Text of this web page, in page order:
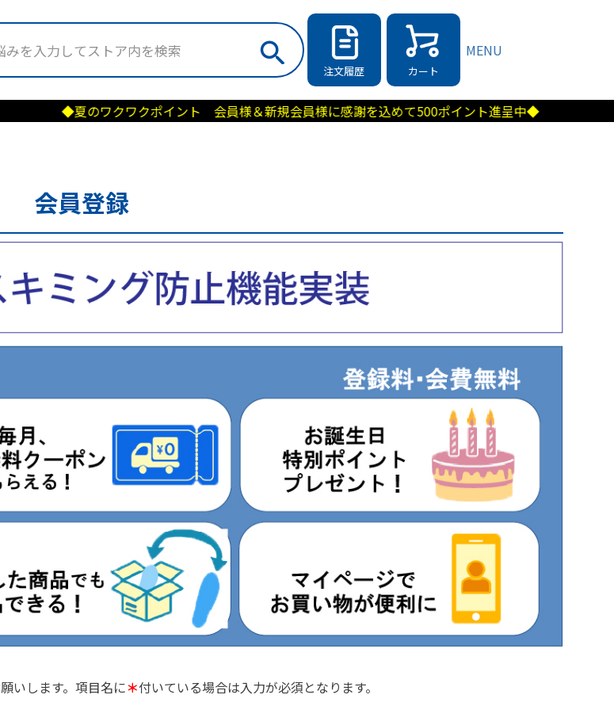
注文履歴
カート
MENU
夏のワクワクポイント 会員様＆新規会員様に感謝を込めて500ポイント進呈中◆
会員登録
いします。 項目名に＊付いている場合は入力が必須となります。